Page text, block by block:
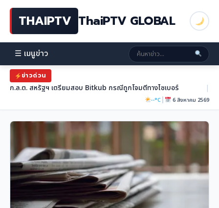
THAIPTV ThaiPTV GLOBAL
☰ เมนูข่าว
ข่าวด่วน
ก.ล.ต. สหรัฐฯ เตรียมสอบ Bitkub กรณีถูกโจมตีทางไซเบอร์ |
--°C| 6 สิงหาคม 2569